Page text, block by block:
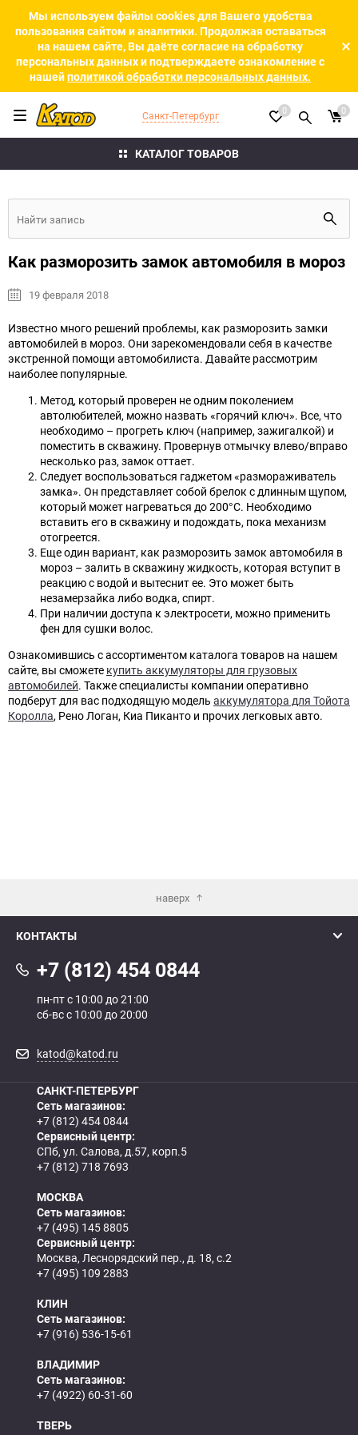
Мы используем файлы cookies для Вашего удобства
пользования сайтом и аналитики. Продолжая оставаться
на нашем сайте, Вы даёте согласие на обработку
персональных данных и подтверждаете ознакомление с
нашейполитикой обработки персональных данных.
КАТАЛОГ ТОВАРОВ
Санкт-Петербург 0 0
Как разморозить замок автомобиля в мороз
19 февраля 2018
Известно много решений проблемы, как разморозить замки
автомобилей в мороз. Они зарекомендовали себя в качестве
экстренной помощи автомобилиста. Давайте рассмотрим
наиболее популярные.
Метод, который проверен не одним поколением
автолюбителей, можно назвать «горячий ключ». Все, что
необходимо – прогреть ключ (например, зажигалкой) и
поместить в скважину. Провернув отмычку влево/вправо
несколько раз, замок оттает.
Следует воспользоваться гаджетом «размораживатель
замка». Он представляет собой брелок с длинным щупом,
который может нагреваться до 200°С. Необходимо
вставить его в скважину и подождать, пока механизм
отогреется.
Еще один вариант, как разморозить замок автомобиля в
мороз – залить в скважину жидкость, которая вступит в
реакцию с водой и вытеснит ее. Это может быть
незамерзайка либо водка, спирт.
При наличии доступа к электросети, можно применить
фен для сушки волос.
Ознакомившись с ассортиментом каталога товаров на нашем
сайте, вы сможете купить аккумуляторы для грузовых
автомобилей. Также специалисты компании оперативно
подберут для вас подходящую модель аккумулятора для Тойота
Королла, Рено Логан, Киа Пиканто и прочих легковых авто.
наверх
КОНТАКТЫ
+7 (812) 454 0844
пн-пт с 10:00 до 21:00
сб-вс с 10:00 до 20:00
katod@katod.ru
САНКТ-ПЕТЕРБУРГ
Сеть магазинов:
+7 (812) 454 0844
Сервисный центр:
СПб, ул. Салова, д.57, корп.5
+7 (812) 718 7693
МОСКВА
Сеть магазинов:
+7 (495) 145 8805
Сервисный центр:
Москва, Леснорядский пер., д. 18, с.2
+7 (495) 109 2883
КЛИН
Сеть магазинов:
+7 (916) 536-15-61
ВЛАДИМИР
Сеть магазинов:
+7 (4922) 60-31-60
ТВЕРЬ